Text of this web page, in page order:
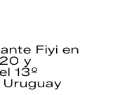
Fiyi en
y
13º